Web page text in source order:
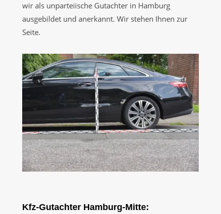
wir als unparteiische Gutachter in Hamburg
ausgebildet und anerkannt. Wir stehen Ihnen zur
Seite.
Kfz-Gutachter Hamburg-Mitte: